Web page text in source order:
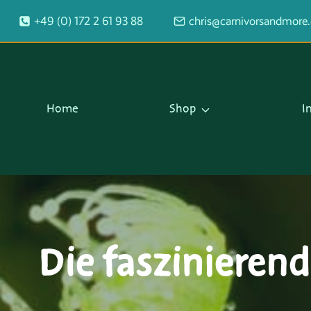
Inhalt
springen
+49 (0) 172 2 61 93 88
Home Shop
Die